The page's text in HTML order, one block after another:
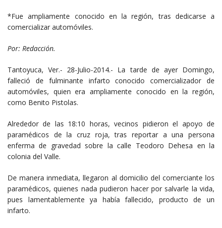
*Fue ampliamente conocido en la región, tras dedicarse a
comercializar automóviles.
Por: Redacción.
Tantoyuca, Ver.- 28-Julio-2014.- La tarde de ayer Domingo,
falleció de fulminante infarto conocido comercializador de
automóviles, quien era ampliamente conocido en la región,
como Benito Pistolas.
Alrededor de las 18:10 horas, vecinos pidieron el apoyo de
paramédicos de la cruz roja, tras reportar a una persona
enferma de gravedad sobre la calle Teodoro Dehesa en la
colonia del Valle.
De manera inmediata, llegaron al domicilio del comerciante los
paramédicos, quienes nada pudieron hacer por salvarle la vida,
pues lamentablemente ya había fallecido, producto de un
infarto.